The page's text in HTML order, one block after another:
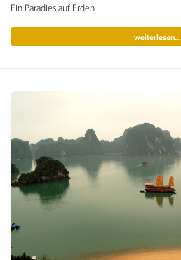
Ein Paradies auf Erden
weiterlesen…